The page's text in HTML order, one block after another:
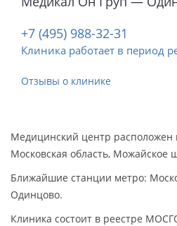
+7 (495) 988-32-31
Клиника работает в период
Отзывы о клинике
Медицинский центр расположен
Московская область, Можайское
Ближайшие станции метро:
Одинцово.
Клиника состоит в реестре